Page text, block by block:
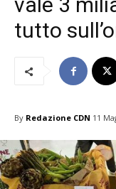
tutto
By Redazione CDN 11